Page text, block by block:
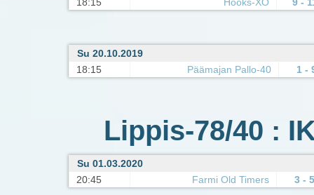
Su 20.10.2019
18:15
Päämajan Pallo-40 1 -
Lippis-78/40 :
Su 01.03.2020
20:45
Farmi Old Timers 3 - 5